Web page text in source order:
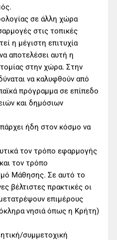
σε άλλη χώρα
στις τοπικές
η μέγιστη επιτυχία
αποτελέσει αυτή η
στην χώρα. Στην
να καλυφθούν από
πρόγραμμα σε επίπεδο
και δημόσιων
ήδη στον κόσμο να
τον τρόπο εφαρμογής
τον τρόπο
Μάθησης. Σε αυτό το
βέλτιστες πρακτικές οι
επιμέρους
νησιά όπως η Κρήτη)
συμμετοχική